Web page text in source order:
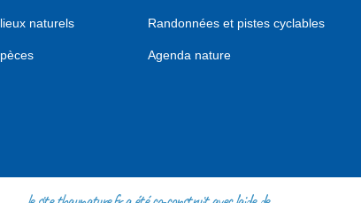
naturels Randonnées et pistes cyclables
Agenda nature